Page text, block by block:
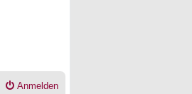
Anmelden